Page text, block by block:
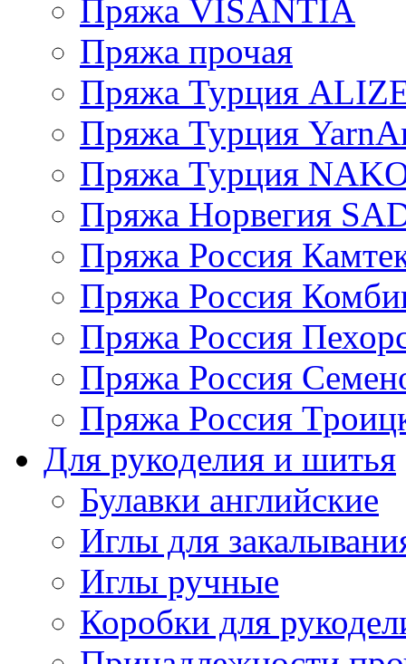
Пряжа VISANTIA
Пряжа прочая
Пряжа Турция
Пряжа Турция
Пряжа Турция
Пряжа Норвегия
Пряжа Россия
Пряжа Россия
Пряжа Россия
Пряжа Россия
Пряжа Россия
Для рукоделия и шитья
Булавки английские
Иглы для
Иглы ручные
Коробки для